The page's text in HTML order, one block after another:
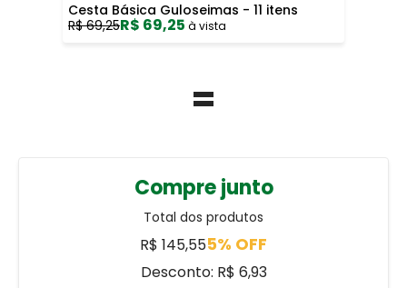
Cesta Básica Guloseimas - 11 itens
R$ 69,25R$ 69,25 à vista
=
Compre junto
Total dos produtos
R$ 145,555% OFF
Desconto: R$ 6,93